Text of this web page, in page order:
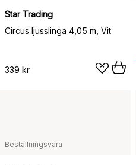
Star Trading
Circus ljusslinga 4,05 m, Vit
339 kr
Beställningsvara